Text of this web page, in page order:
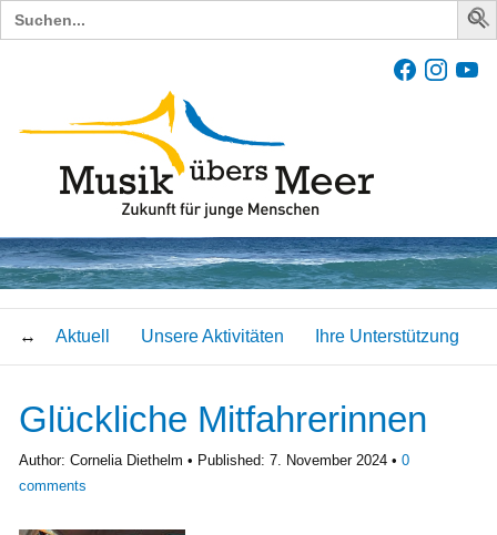
Search
for:
Aktuell Unsere Aktivitäten Ihre Unterstützung
Glückliche Mitfahrerinnen
Author: Cornelia Diethelm Published: 7. November 2024
0
comments